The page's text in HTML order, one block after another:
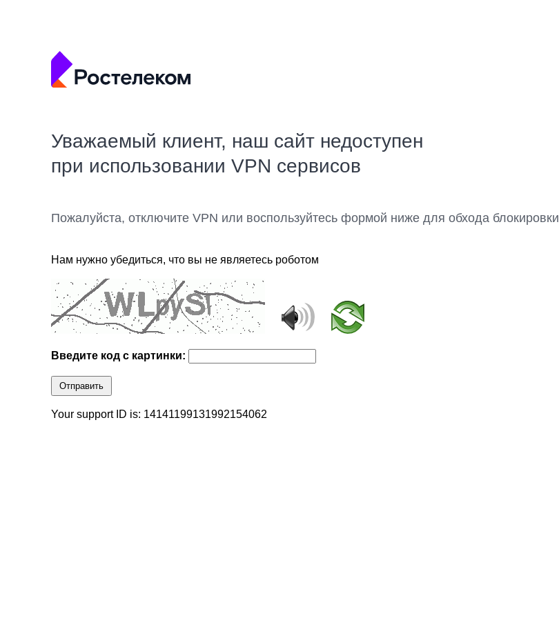
Уважаемый клиент, наш сайт недоступен
при использовании VPN сервисов
Пожалуйста, отключите VPN или воспользуйтесь формой ниже для обхода блокировки
Нам нужно убедиться, что вы не являетесь роботом
Введите код с картинки:
Отправить
Your support ID is: 14141199131992154062